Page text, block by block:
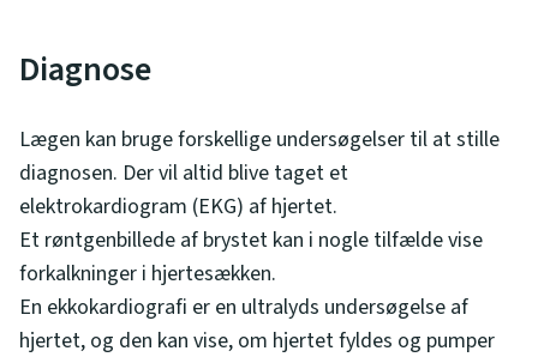
Diagnose
Lægen kan bruge forskellige undersøgelser til at stille
diagnosen. Der vil altid blive taget et
elektrokardiogram (EKG) af hjertet.
Et røntgenbillede af brystet kan i nogle tilfælde vise
forkalkninger i hjertesækken.
En ekkokardiografi er en ultralyds undersøgelse af
hjertet, og den kan vise, om hjertet fyldes og pumper